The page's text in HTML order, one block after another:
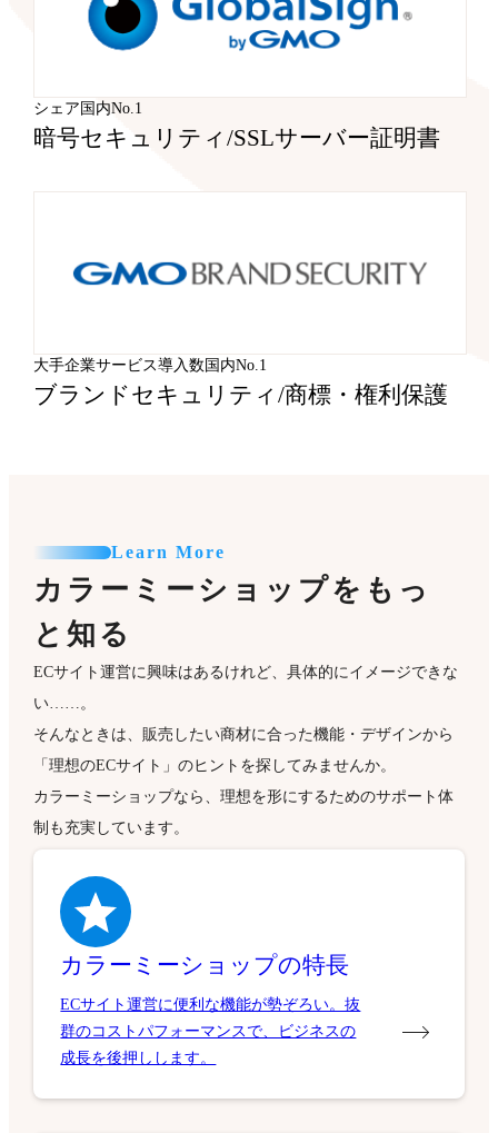
シェア国内No.1
暗号セキュリティ/SSLサーバー証明書
大手企業サービス導入数国内No.1
ブランドセキュリティ/商標・権利保護
Learn More
カラーミーショップをもっ
と知る
ECサイト運営に興味はあるけれど、具体的にイメージできな
い……。
そんなときは、販売したい商材に合った機能・デザインから
「理想のECサイト」のヒントを探してみませんか。
カラーミーショップなら、理想を形にするためのサポート体
制も充実しています。
カラーミーショップの特長
ECサイト運営に便利な機能が勢ぞろい。抜
群のコストパフォーマンスで、ビジネスの
成長を後押しします。